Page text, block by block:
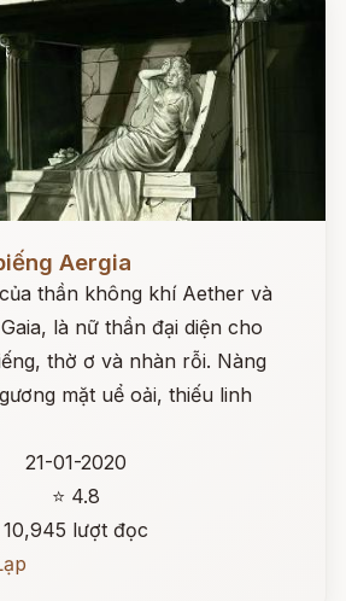
Aergia
thần không khí Aether và
là nữ thần đại diện cho
thờ ơ và nhàn rỗi. Nàng
mặt uể oải, thiếu linh
21-01-2020
⭐ 4.8
10,945 lượt đọc